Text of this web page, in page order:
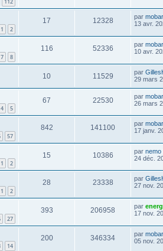
112
1 2
17 12328 par mobar
13 avr.
7 8
116 52336 par mobar
10 avr.
10 11529 par
29 mars
4 5
67 22530 par mobar
26 mars
57
842 141100 par mobar
17 janv.
1 2
15 10386 par nemo
24 déc.
1 2
28 23338 par
27 nov.
27
393 206958 par
17 nov.
14
200 346334 par mobar
05 nov.